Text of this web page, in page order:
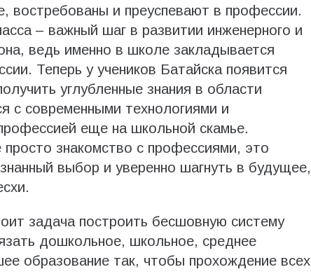
востребованы и преуспевают в профессии.
– важный шаг в развитии инженерного и
ведь именно в школе закладывается
Теперь у учеников Батайска появится
углубленные знания в области
с современными технологиями и
еще на школьной скамье.
знакомство с профессиями, это
выбор и уверенно шагнуть в будущее,
задача построить бесшовную систему
дошкольное, школьное, среднее
образование так, чтобы прохождение всех